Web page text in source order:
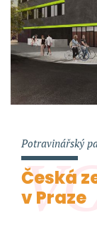
Potravinářský
Česká
v Praze